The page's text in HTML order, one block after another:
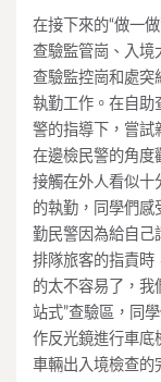
在接下來的“做一
查驗監管崗、入境
查驗監控崗和處突
執勤工作。在自助
警的指導下，嘗試
在邊檢民警的角度
接觸在外人看似十
的執勤，同學們
勤民警因為給自己
排隊旅客的指責時
的太不容易了，我
站式”查驗區，同
作反光鏡進行車底
車輛出入境檢查